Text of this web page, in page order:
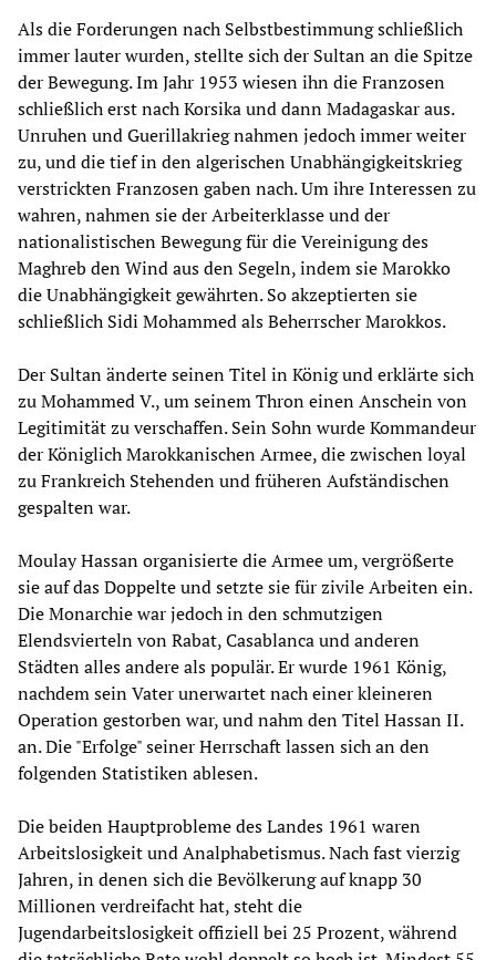
Als die Forderungen nach Selbstbestimmung schließlich
immer lauter wurden, stellte sich der Sultan an die Spitze
der Bewegung. Im Jahr 1953 wiesen ihn die Franzosen
schließlich erst nach Korsika und dann Madagaskar aus.
Unruhen und Guerillakrieg nahmen jedoch immer weiter
zu, und die tief in den algerischen Unabhängigkeitskrieg
verstrickten Franzosen gaben nach. Um ihre Interessen zu
wahren, nahmen sie der Arbeiterklasse und der
nationalistischen Bewegung für die Vereinigung des
Maghreb den Wind aus den Segeln, indem sie Marokko
die Unabhängigkeit gewährten. So akzeptierten sie
schließlich Sidi Mohammed als Beherrscher Marokkos.
Der Sultan änderte seinen Titel in König und erklärte sich
zu Mohammed V., um seinem Thron einen Anschein von
Legitimität zu verschaffen. Sein Sohn wurde Kommandeur
der Königlich Marokkanischen Armee, die zwischen loyal
zu Frankreich Stehenden und früheren Aufständischen
gespalten war.
Moulay Hassan organisierte die Armee um, vergrößerte
sie auf das Doppelte und setzte sie für zivile Arbeiten ein.
Die Monarchie war jedoch in den schmutzigen
Elendsvierteln von Rabat, Casablanca und anderen
Städten alles andere als populär. Er wurde 1961 König,
nachdem sein Vater unerwartet nach einer kleineren
Operation gestorben war, und nahm den Titel Hassan II.
an. Die "Erfolge" seiner Herrschaft lassen sich an den
folgenden Statistiken ablesen.
Die beiden Hauptprobleme des Landes 1961 waren
Arbeitslosigkeit und Analphabetismus. Nach fast vierzig
Jahren, in denen sich die Bevölkerung auf knapp 30
Millionen verdreifacht hat, steht die
Jugendarbeitslosigkeit offiziell bei 25 Prozent, während